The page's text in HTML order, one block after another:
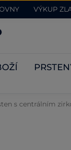
VÝKUP
s centrálním